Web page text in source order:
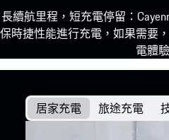
長續航里程，短充電停留：
保時捷性能進行充電，如果需要
電體
居家充電 旅途充電